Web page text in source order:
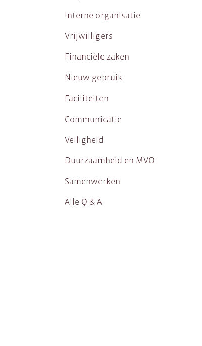
Interne organisatie
Vrijwilligers
Financiële zaken
Nieuw gebruik
Faciliteiten
Communicatie
Veiligheid
Duurzaamheid en MVO
Samenwerken
Alle Q & A